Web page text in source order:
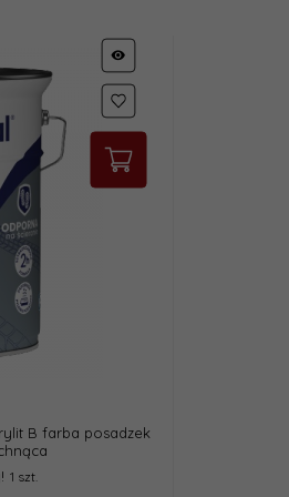
B farba posadzek
1 szt.